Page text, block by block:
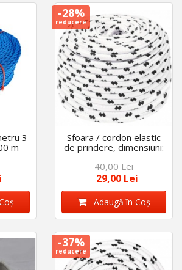
3
m
-28%
reducere
Sfoara / cordon elastic
de prindere, dimensiuni:
40,00 Lei
29,00 Lei
Adaugă în Coş
-37%
reducere